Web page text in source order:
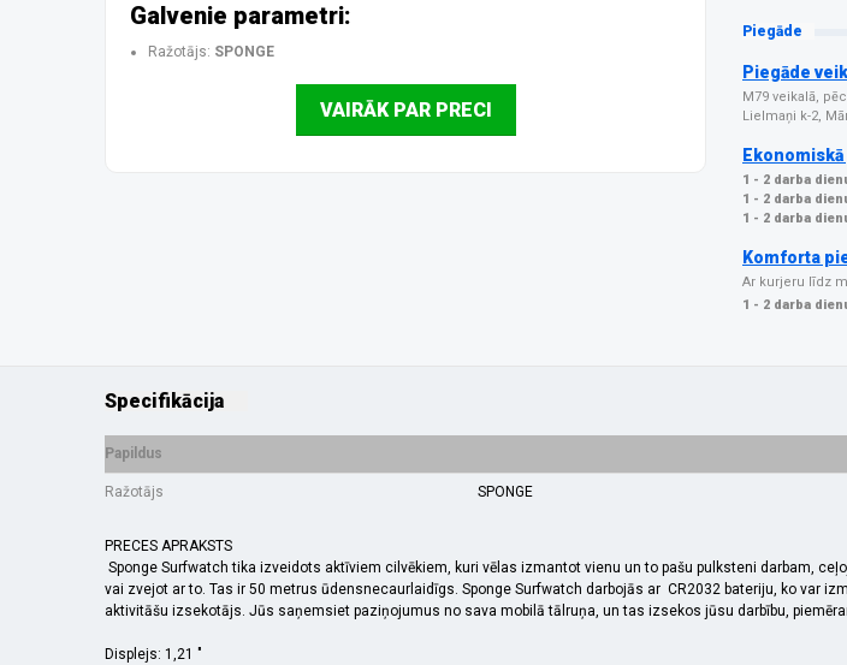
Galvenie parametri:
Ražotājs: SPONGE
VAIRĀK PAR PRECI
Piegāde
Piegāde
M79 veikalā,
Lielmaņi k-2,
1 - 2 darba
1 - 2 darba
1 - 2 darba
Komforta
Ar kurjeru līdz
1 - 2 darba
Specifikācija
Papildus
Ražotājs SPONGE
PRECES APRAKSTS
Sponge Surfwatch tika izveidots aktīviem cilvēkiem, kuri vēlas izmantot vienu un to pašu pulksteni darbam,
vai zvejot ar to. Tas ir 50 metrus ūdensnecaurlaidīgs. Sponge Surfwatch darbojās ar CR2032 bateriju, ko var
aktivitāšu izsekotājs. Jūs saņemsiet paziņojumus no sava mobilā tālruņa, un tas izsekos jūsu darbību,
Displejs: 1,21 "